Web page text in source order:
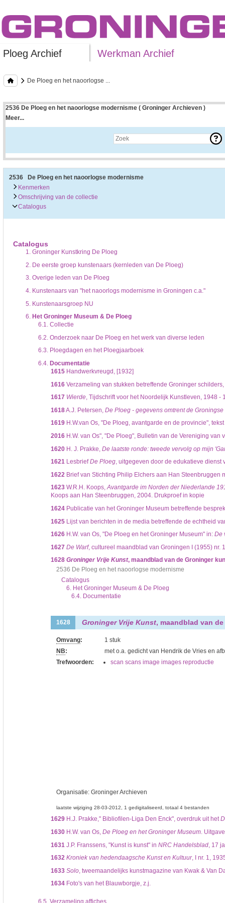
Ploeg Archief Werkman Archief
De Ploeg en het naoorlogse ...
2536 De Ploeg en het naoorlogse modernisme ( Groninger Archieven )
Meer...
Uitleg bij archieftoegang
Een archieftoegang geeft uitgebreide informatie over een bepaald archief.
• Kenmerken van het archief
• Inleiding op het archief
• Inventaris of plaatsingslijst
• Eventueel bijlagen
De kenmerken van het archief zijn o.m. de omvang, vindplaats,
De inleiding op het archief bevat interessante informatie over de
bevatten.
Bij het zoeken in de inventaris wordt de hiërarchie gevolgd. De rubrieken in
2536 De Ploeg en het naoorlogse modernisme
Kenmerken
Omschrijving van de collectie
Catalogus
Catalogus
1.Groninger Kunstkring De Ploeg
2.De eerste groep kunstenaars (kernleden van De Ploeg)
3.Overige leden van De Ploeg
4.Kunstenaars van "het naoorlogs modernisme in Groningen c.a."
5. Kunstenaarsgroep NU
6. Het Groninger Museum & De Ploeg
6.1.Collectie
6.2.Onderzoek naar De Ploeg en het werk van diverse leden
6.3.Ploegdagen en het Ploegjaarboek
6.4. Documentatie
1615Handwerkvreugd, [1932]
1616Verzameling van stukken betreffende Groninger
1617 Wierde, Tijdschrift voor het Noordelijk Kunstleven, 1948 -
1618A.J. Petersen, De Ploeg - gegevens omtrent de
1619H.W.van Os, "De Ploeg, avantgarde en de provincie",
2016H.W. van Os", "De Ploeg", Bulletin van de Vereniging van
1620H. J. Prakke, De laatste ronde: tweede vervolg op mijn
1621LesbriefDe Ploeg, uitgegeven door de edukatieve dienst
1622 Brief van Stichting Philip Elchers aan Han
1623W.R.H. Koops,Avantgarde im Norden der Niederlande
Koops aan Han Steenbruggen, 2004. Drukproef in kopie
1624Publicatie van het Groninger Museum betreffende
1625Lijst van berichten in de media betreffende de echtheid
1626H.W. van Os, "De Ploeg en het Groninger Museum" in: De
1627 De Warf, cultureel maandblad van Groningen I (1955) nr. 1
1628 Groninger Vrije Kunst, maandblad van de Groninger
2536 De Ploeg en het naoorlogse modernisme
Catalogus
6. Het Groninger Museum & De Ploeg
6.4. Documentatie
1628 Groninger Vrije Kunst, maandblad van
Omvang:
1 stuk
NB:
met o.a. gedicht van Hendrik de Vries en
Trefwoorden:
scan scans image images reproductie
Organisatie: Groninger Archieven
laatste wijziging 28-03-2012 1 gedigitaliseerd totaal 4 bestanden
1629H.J. Prakke," Bibliofilen-Liga Den Enck", overdruk uit het
1630H.W. van Os, De Ploeg en het Groninger Museum.
1631 J.P. Franssens, "Kunst is kunst" in NRC Handelsblad, 17
1632 Kroniek van hedendaagsche Kunst en Kultuur, I nr. 1,
1633 Solo, tweemaandelijks kunstmagazine van Kwak & Van
1634Foto's van het Blauwborgje, z.j.
6.5. Verzameling affiches